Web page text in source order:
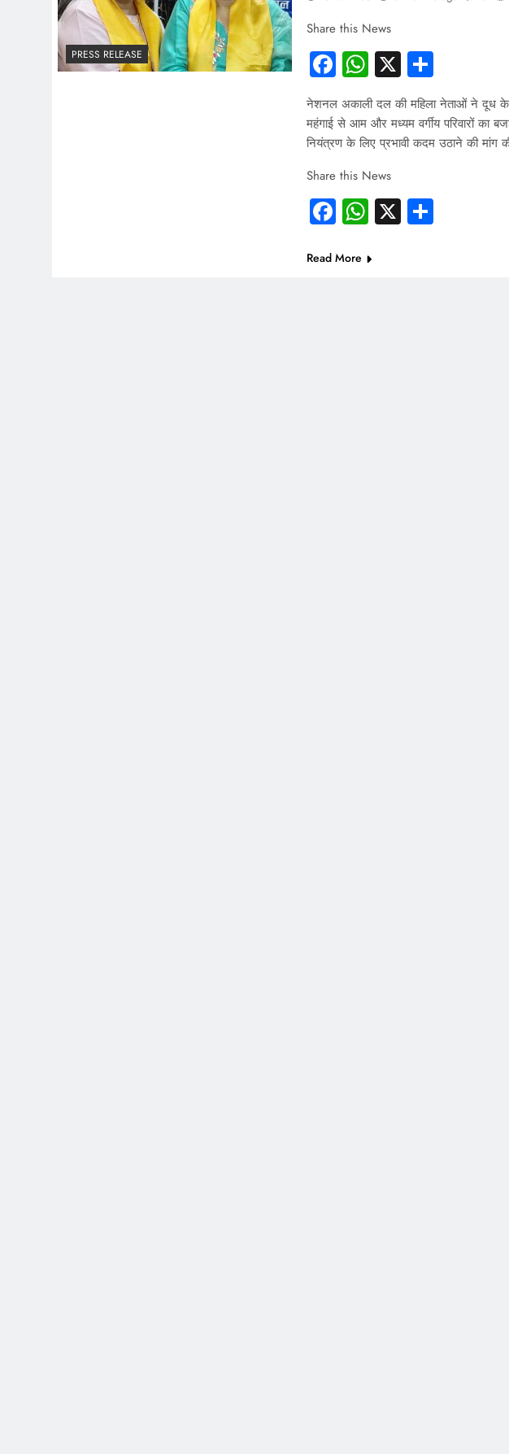
PRESS RELEASE
Share this News
Facebook
WhatsApp
X
नेशनल अकाली दल की महिला नेताओं ने दूध के
महंगाई से आम और मध्यम वर्गीय परिवारों का
नियंत्रण के लिए प्रभावी कदम उठाने की मांग
Share this News
Facebook
WhatsApp
X
Read More